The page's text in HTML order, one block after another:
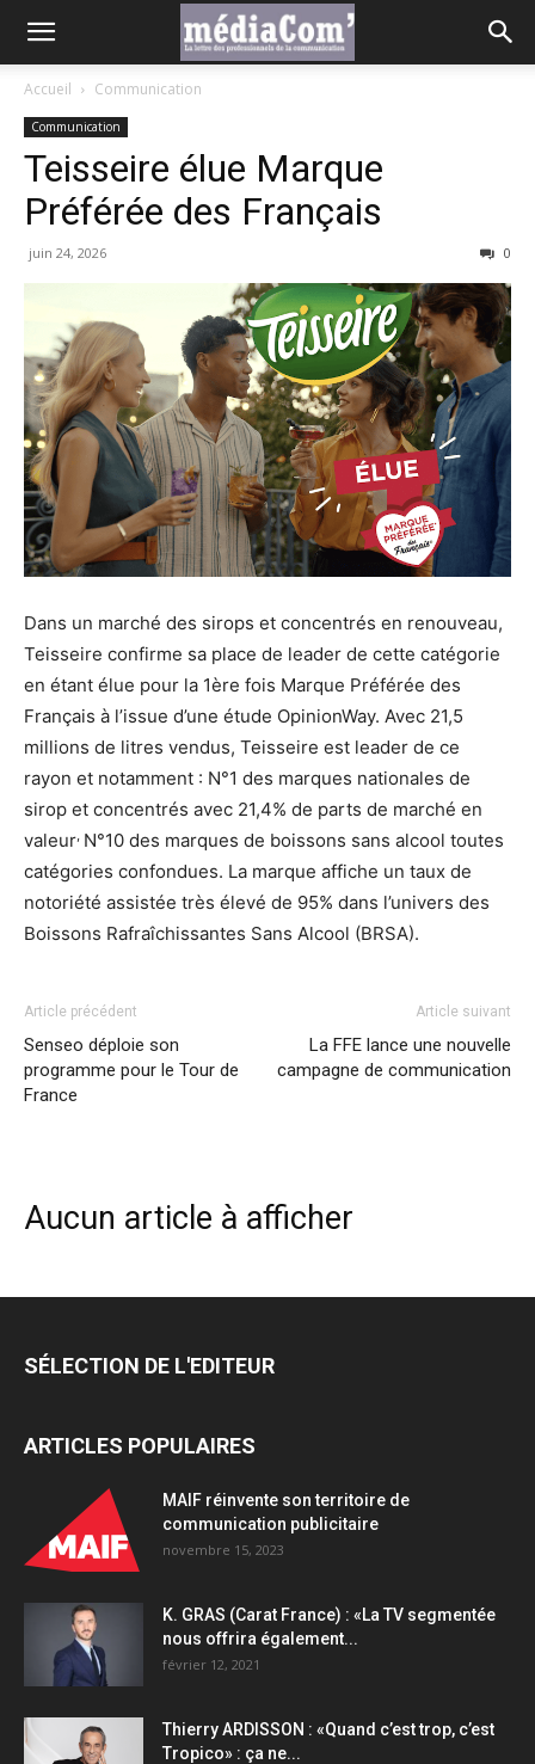
Accueil Communication
Communication
Teisseire élue Marque
Préférée des Français
juin 24, 2026 0
Dans un marché des sirops et concentrés en renouveau,
Teisseire confirme sa place de leader de cette catégorie
en étant élue pour la 1ère fois Marque Préférée des
Français à l’issue d’une étude OpinionWay. Avec 21,5
millions de litres vendus, Teisseire est leader de ce
rayon et notamment : N°1 des marques nationales de
sirop et concentrés avec 21,4% de parts de marché en
valeur, N°10 des marques de boissons sans alcool toutes
catégories confondues. La marque affiche un taux de
notoriété assistée très élevé de 95% dans l’univers des
Boissons Rafraîchissantes Sans Alcool (BRSA).
Article précédent
Senseo déploie son
programme pour le Tour de
France
Article suivant
La FFE lance une nouvelle
campagne de communication
Aucun article à afficher
SÉLECTION DE L'EDITEUR
ARTICLES POPULAIRES
MAIF réinvente son territoire de
communication publicitaire
novembre 15, 2023
K. GRAS (Carat France) : «La TV segmentée
nous offrira également...
février 12, 2021
Thierry ARDISSON : «Quand c’est trop, c’est
Tropico» : ça ne...